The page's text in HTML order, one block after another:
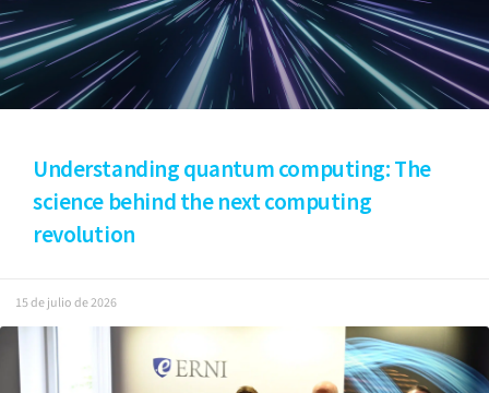
Understanding quantum computing: The
science behind the next computing
revolution
15 de julio de 2026